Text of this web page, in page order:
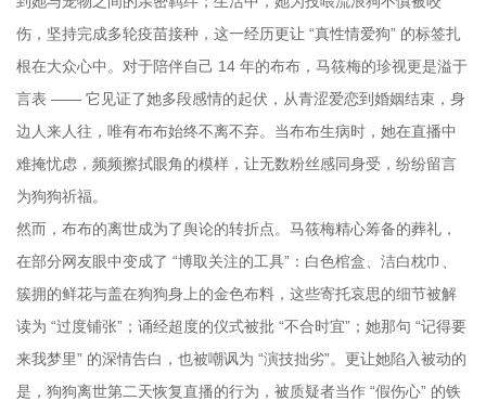
伤，坚持完成多轮疫苗接种，这一经历更让 “真性情爱狗” 的标签扎
根在大众心中。对于陪伴自己 14 年的布布，马筱梅的珍视更是溢于
言表 —— 它见证了她多段感情的起伏，从青涩爱恋到婚姻结束，身
边人来人往，唯有布布始终不离不弃。当布布生病时，她在直播中
难掩忧虑，频频擦拭眼角的模样，让无数粉丝感同身受，纷纷留言
为狗狗祈福。
然而，布布的离世成为了舆论的转折点。马筱梅精心筹备的葬礼，
在部分网友眼中变成了 “博取关注的工具”：白色棺盒、洁白枕巾、
簇拥的鲜花与盖在狗狗身上的金色布料，这些寄托哀思的细节被解
读为 “过度铺张”；诵经超度的仪式被批 “不合时宜”；她那句 “记得要
来我梦里” 的深情告白，也被嘲讽为 “演技拙劣”。更让她陷入被动的
是，狗狗离世第二天恢复直播的行为，被质疑者当作 “假伤心” 的铁